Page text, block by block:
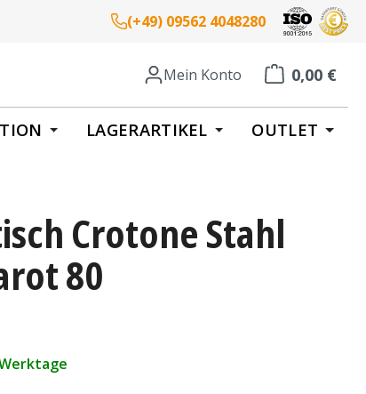
(+49) 09562 4048280
Mein Konto 0,00 €
Warenkorb
LAGERARTIKEL OUTLET
Crotone Stahl
80